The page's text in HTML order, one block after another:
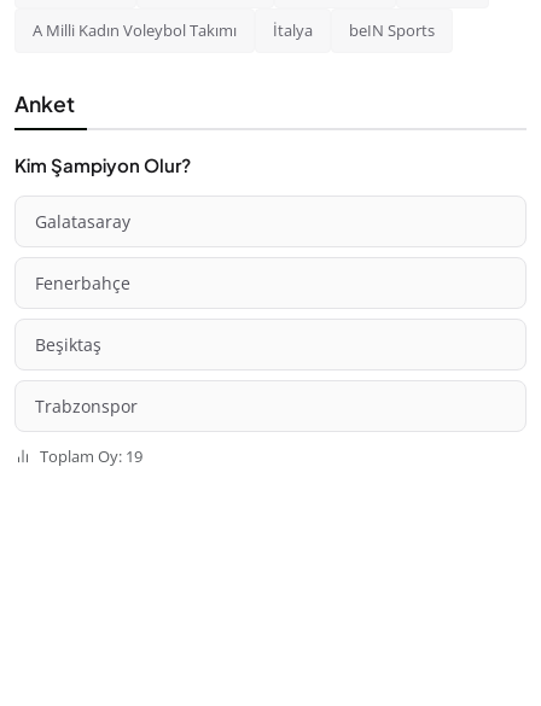
A Milli Kadın Voleybol Takımı İtalya beIN Sports
Anket
Kim Şampiyon Olur?
Galatasaray
Fenerbahçe
Beşiktaş
Trabzonspor
Toplam Oy: 19